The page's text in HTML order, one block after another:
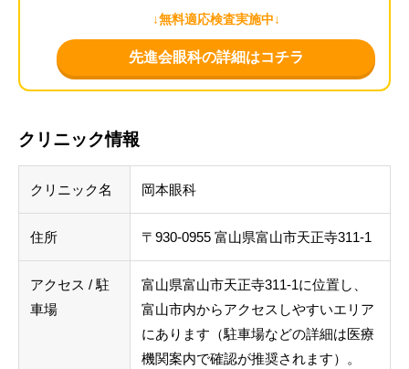
↓無料適応検査実施中↓
先進会眼科の詳細はコチラ
クリニック情報
クリニック名 岡本眼科
住所 〒930-0955 富山県富山市天正寺311-1
アクセス / 駐
車場
富山県富山市天正寺311-1に位置し、
富山市内からアクセスしやすいエリア
にあります（駐車場などの詳細は医療
機関案内で確認が推奨されます）。